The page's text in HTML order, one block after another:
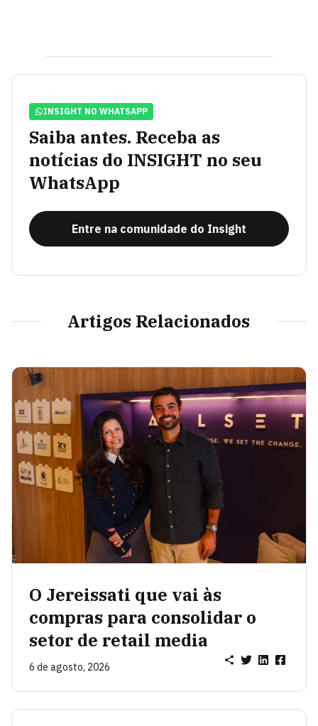
INSIGHT NO WHATSAPP
Saiba antes. Receba as
notícias do INSIGHT no seu
WhatsApp
Entre na comunidade do Insight
Artigos Relacionados
O Jereissati que vai às
compras para consolidar o
setor de retail media
6 de agosto, 2026